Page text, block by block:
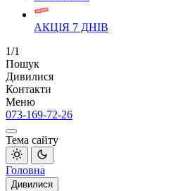
АКЦІЯ 7 ДНІВ
1/1
Пошук
Дивилися
Контакти
Меню
073-169-72-26
Тема сайту
Головна
Дивилися